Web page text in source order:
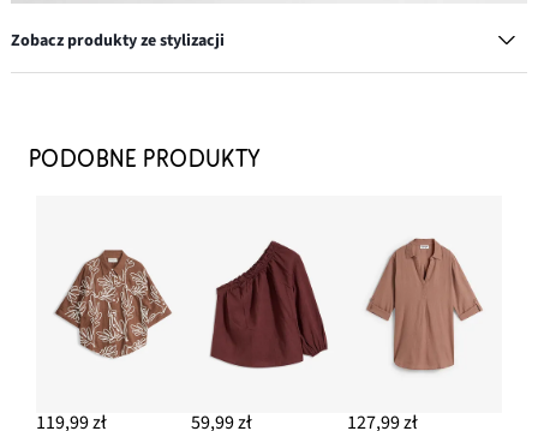
Zobacz produkty ze stylizacji
62,99 zł
Kolczyki wkrętki w kształcie kwiatków
34,99 zł
DODAJ DO KOSZYKA
Torebka typu shopper z imitacji skóry welurowej
PODOBNE PRODUKTY
119,99 zł 59,99 zł 127,99 zł